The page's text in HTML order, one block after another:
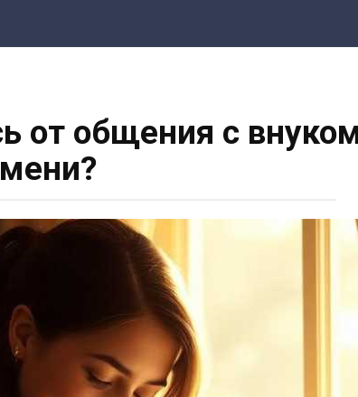
от общения с